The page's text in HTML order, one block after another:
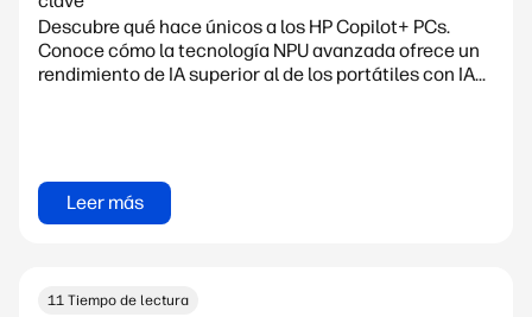
Descubre qué hace únicos a los HP Copilot+ PCs.
Conoce cómo la tecnología NPU avanzada ofrece un
rendimiento de IA superior al de los portátiles con IA...
Leer más
11 Tiempo de lectura